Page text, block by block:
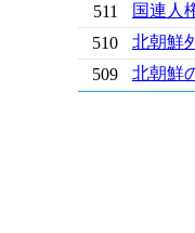
511
国連人
510
北朝鮮
509
北朝鮮